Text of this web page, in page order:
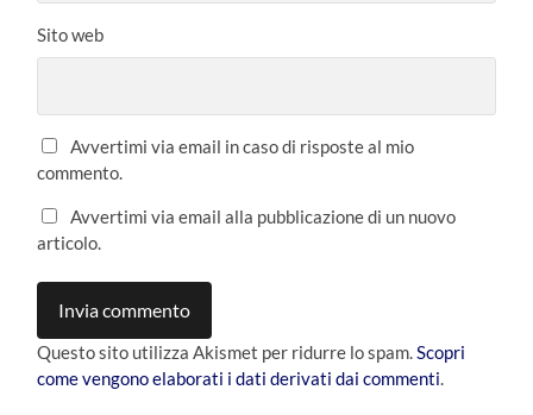
Sito web
Avvertimi via email in caso di risposte al mio
commento.
Avvertimi via email alla pubblicazione di un nuovo
articolo.
Questo sito utilizza Akismet per ridurre lo spam.Scopri
come vengono elaborati i dati derivati dai commenti.